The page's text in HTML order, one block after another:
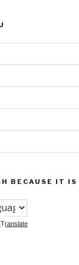
BECAUSE IT IS
Translate